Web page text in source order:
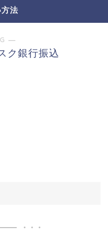
法
―
ク銀行振込